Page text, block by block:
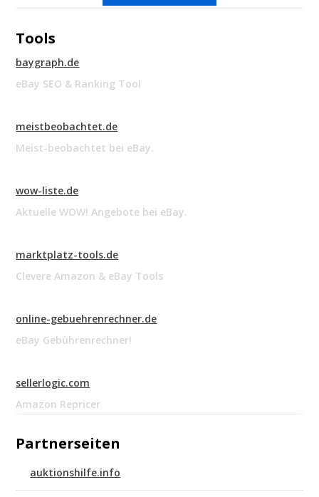
Tools
baygraph.de
eBay SEO & Ranking Tool
meistbeobachtet.de
Meist-beobachtet bei eBay.
wow-liste.de
Aktuelle WOW! Angebote bei eBay.
marktplatz-tools.de
Clevere Amazon & eBay Tools
online-gebuehrenrechner.de
eBay Gebührenrechner!
sellerlogic.com
Amazon Repricer
Partnerseiten
auktionshilfe.info